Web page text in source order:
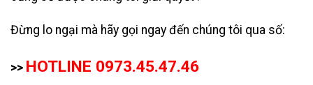
Đừng lo ngại mà hãy gọi ngay đến chúng tôi qua số:
>> HOTLINE 0973.45.47.46